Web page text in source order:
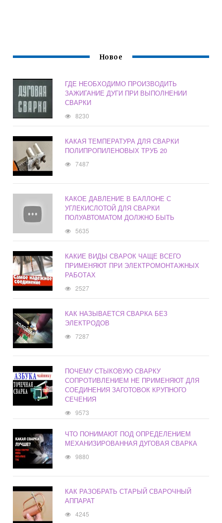
Новое
ГДЕ НЕОБХОДИМО ПРОИЗВОДИТЬ
ЗАЖИГАНИЕ ДУГИ ПРИ ВЫПОЛНЕНИИ
СВАРКИ
8230
КАКАЯ ТЕМПЕРАТУРА ДЛЯ СВАРКИ
ПОЛИПРОПИЛЕНОВЫХ ТРУБ 20
7487
КАКОЕ ДАВЛЕНИЕ В БАЛЛОНЕ С
УГЛЕКИСЛОТОЙ ДЛЯ СВАРКИ
ПОЛУАВТОМАТОМ ДОЛЖНО БЫТЬ
5635
КАКИЕ ВИДЫ СВАРОК ЧАЩЕ ВСЕГО
ПРИМЕНЯЮТ ПРИ ЭЛЕКТРОМОНТАЖНЫХ
РАБОТАХ
2527
КАК НАЗЫВАЕТСЯ СВАРКА БЕЗ
ЭЛЕКТРОДОВ
7287
ПОЧЕМУ СТЫКОВУЮ СВАРКУ
СОПРОТИВЛЕНИЕМ НЕ ПРИМЕНЯЮТ ДЛЯ
СОЕДИНЕНИЯ ЗАГОТОВОК КРУПНОГО
СЕЧЕНИЯ
9573
ЧТО ПОНИМАЮТ ПОД ОПРЕДЕЛЕНИЕМ
МЕХАНИЗИРОВАННАЯ ДУГОВАЯ СВАРКА
9880
КАК РАЗОБРАТЬ СТАРЫЙ СВАРОЧНЫЙ
АППАРАТ
4245